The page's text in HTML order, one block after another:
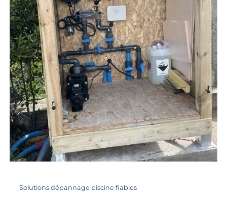
Solutions dépannage piscine fiables